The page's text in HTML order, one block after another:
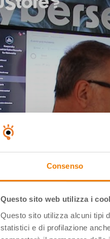
Consenso
Questo sito web utilizza i
Questo sito utilizza alcuni tipi
statistici e di profilazione